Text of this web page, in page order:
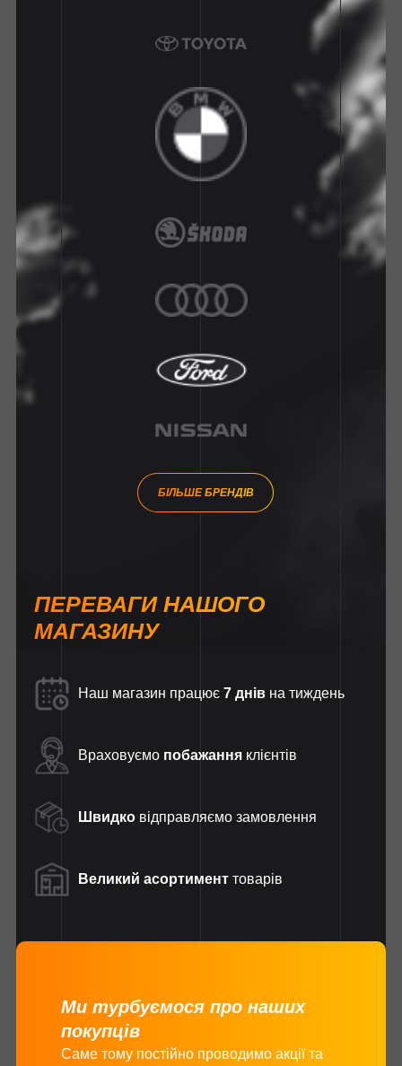
БІЛЬШЕ БРЕНДІВ
ПЕРЕВАГИ НАШОГО
МАГАЗИНУ
Наш магазин працює 7 днів на тиждень
Враховуємо побажання клієнтів
Швидко відправляємо замовлення
Великий асортимент товарів
Ми турбуємося про наших
покупців
Саме тому постійно проводимо акції та